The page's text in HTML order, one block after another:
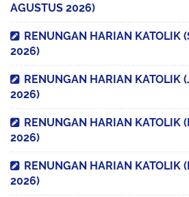
AGUSTUS 2026)
RENUNGAN HARIAN KATOLIK
2026)
RENUNGAN HARIAN KATOLIK
2026)
RENUNGAN HARIAN KATOLIK
2026)
RENUNGAN HARIAN KATOLIK
2026)